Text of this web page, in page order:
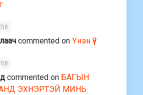
commented onҮнэн үү?
commented on БАГЫН
ЭХНЭРТЭЙ МИНЬ